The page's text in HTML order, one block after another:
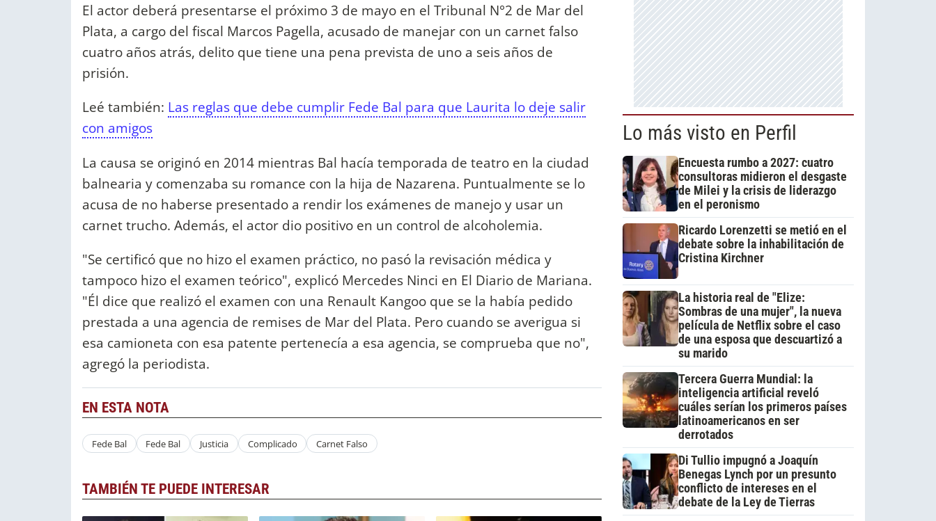
El actor deberá presentarse el próximo 3 de mayo en el Tribunal N°2 de Mar del
Plata, a cargo del fiscal Marcos Pagella, acusado de manejar con un carnet falso
cuatro años atrás, delito que tiene una pena prevista de uno a seis años de
prisión.
Leé también: Las reglas que debe cumplir Fede Bal para que Laurita lo deje salir
con amigos
La causa se originó en 2014 mientras Bal hacía temporada de teatro en la ciudad
balnearia y comenzaba su romance con la hija de Nazarena. Puntualmente se lo
acusa de no haberse presentado a rendir los exámenes de manejo y usar un
carnet trucho. Además, el actor dio positivo en un control de alcoholemia.
"Se certificó que no hizo el examen práctico, no pasó la revisación médica y
tampoco hizo el examen teórico", explicó Mercedes Ninci en El Diario de Mariana.
"Él dice que realizó el examen con una Renault Kangoo que se la había pedido
prestada a una agencia de remises de Mar del Plata. Pero cuando se averigua si
esa camioneta con esa patente pertenecía a esa agencia, se comprueba que no",
agregó la periodista.
EN ESTA NOTA
Fede Bal Fede Bal Justicia Complicado Carnet Falso
TAMBIÉN TE PUEDE INTERESAR
Lo más visto en Perfil
Encuesta rumbo a 2027: cuatro
consultoras midieron el desgaste
de Milei y la crisis de liderazgo
en el peronismo
Ricardo Lorenzetti se metió en el
debate sobre la inhabilitación de
Cristina Kirchner
La historia real de "Elize:
Sombras de una mujer", la nueva
película de Netflix sobre el caso
de una esposa que descuartizó a
su marido
Tercera Guerra Mundial: la
inteligencia artificial reveló
cuáles serían los primeros países
latinoamericanos en ser
derrotados
Di Tullio impugnó a Joaquín
Benegas Lynch por un presunto
conflicto de intereses en el
debate de la Ley de Tierras